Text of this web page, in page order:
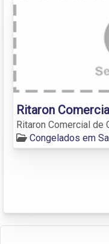
Ritaron
Ritaron Comercial de
Congelados em